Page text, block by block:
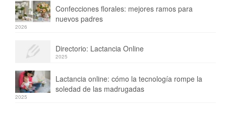
Confecciones florales: mejores ramos para
nuevos padres
2026
Directorio: Lactancia Online
2025
Lactancia online: cómo la tecnología rompe la
soledad de las madrugadas
2025